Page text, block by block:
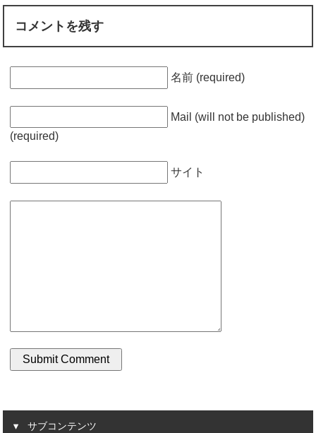
コメントを残す
名前 (required)
Mail (will not be published)
(required)
サイト
サブコンテンツ